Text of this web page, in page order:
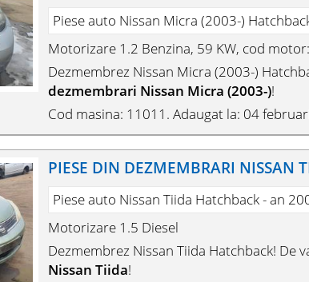
Piese auto Nissan Micra (2003-)
Motorizare 1.2 Benzina, 59 KW, cod
Dezmembrez Nissan Micra (2003-)
dezmembrari Nissan Micra (2003-)!
Cod masina: 11011. Adaugat la: 04
PIESE DIN DEZMEMBRARI NISSAN
Piese auto Nissan Tiida Hatchback - an
Motorizare 1.5 Diesel
Dezmembrez Nissan Tiida Hatchback! De
Nissan Tiida!